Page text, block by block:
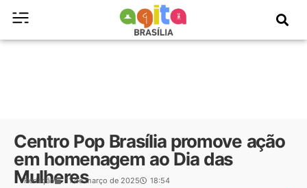
Centro Pop Brasília promove ação
em homenagem ao Dia das
Mulheres
Redação 11 de março de 2025 18:54